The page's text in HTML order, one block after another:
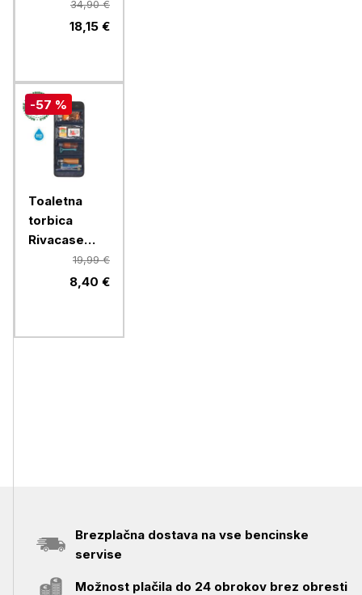
B2SX - LED
polnilna
- črna
34,90 €
18,15 €
-57 %
Toaletna
torbica
Rivacase
ECO 840819,99 €
8,40 €
Brezplačna dostava na vse bencinske
servise
Možnost plačila do 24 obrokov brez obresti